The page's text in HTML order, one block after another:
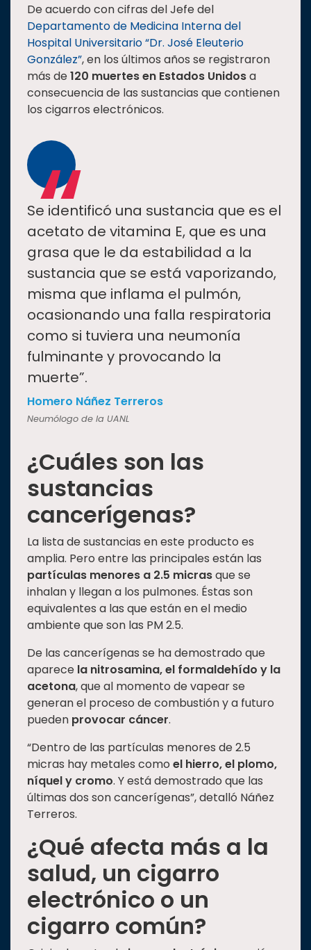
De acuerdo con cifras del Jefe del
Departamento de Medicina Interna del
Hospital Universitario “Dr. José Eleuterio
González”, en los últimos años se registraron
más de120 muertes en Estados Unidosa
consecuencia de las sustancias que contienen
los cigarros electrónicos.
“
Se identificó una sustancia que es el
acetato de vitamina E, que es una
grasa que le da estabilidad a la
sustancia que se está vaporizando,
misma que inflama el pulmón,
ocasionando una falla respiratoria
como si tuviera una neumonía
fulminante y provocando la
muerte”.
Homero Náñez Terreros
Neumólogo de la UANL
¿Cuáles son las
sustancias
cancerígenas?
La lista de sustancias en este producto es
amplia. Pero entre las principales están las
partículas menores a 2.5 micrasque se
inhalan y llegan a los pulmones. Éstas son
equivalentes a las que están en el medio
ambiente que son las PM 2.5.
De las cancerígenas se ha demostrado que
aparece la nitrosamina, el formaldehído y la
acetona, que al momento de vapear se
generan el proceso de combustión y a futuro
pueden provocar cáncer.
“Dentro de las partículas menores de 2.5
micras hay metales como el hierro, el plomo,
níquel y cromo. Y está demostrado que las
últimas dos son cancerígenas”, detalló Náñez
Terreros.
¿Qué afecta más a la
salud, un cigarro
electrónico o un
cigarro común?